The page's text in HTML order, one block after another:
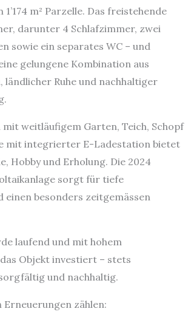
m² Parzelle. Das freistehende
darunter 4 Schlafzimmer, zwei
sowie ein separates WC – und
gelungene Kombination aus
ländlicher Ruhe und nachhaltiger
mit weitläufigem Garten, Teich, Schopf
mit integrierter E-Ladestation bietet
Hobby und Erholung. Die 2024
sorgt für tiefe
einen besonders zeitgemässen
laufend und mit hohem
Objekt investiert – stets
und nachhaltig.
zählen: